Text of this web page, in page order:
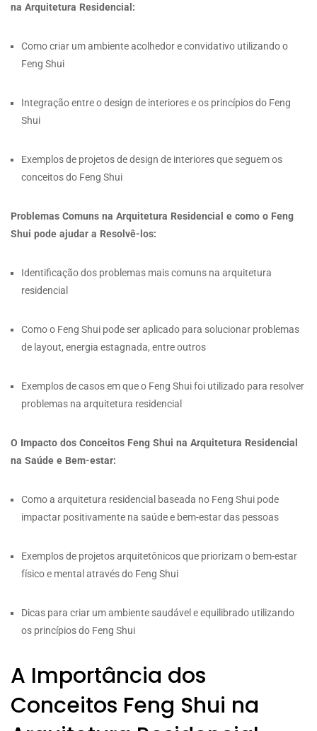
na Arquitetura Residencial:
Como criar um ambiente acolhedor e convidativo utilizando o
Feng Shui
Integração entre o design de interiores e os princípios do Feng
Shui
Exemplos de projetos de design de interiores que seguem os
conceitos do Feng Shui
Problemas Comuns na Arquitetura Residencial e como o Feng
Shui pode ajudar a Resolvê-los:
Identificação dos problemas mais comuns na arquitetura
residencial
Como o Feng Shui pode ser aplicado para solucionar problemas
de layout, energia estagnada, entre outros
Exemplos de casos em que o Feng Shui foi utilizado para resolver
problemas na arquitetura residencial
O Impacto dos Conceitos Feng Shui na Arquitetura Residencial
na Saúde e Bem-estar:
Como a arquitetura residencial baseada no Feng Shui pode
impactar positivamente na saúde e bem-estar das pessoas
Exemplos de projetos arquitetônicos que priorizam o bem-estar
físico e mental através do Feng Shui
Dicas para criar um ambiente saudável e equilibrado utilizando
os princípios do Feng Shui
A Importância dos
Conceitos Feng Shui na